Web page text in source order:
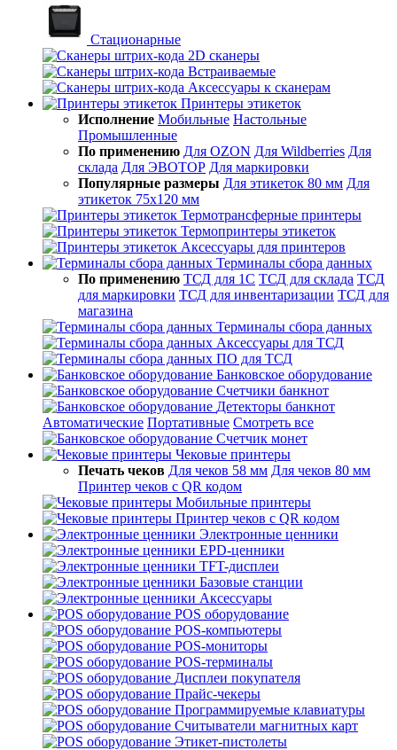
Стационарные
2D сканеры
Встраиваемые
Аксессуары к сканерам
Принтеры этикеток
Исполнение Мобильные Настольные
Промышленные
По применению Для OZON Для Wildberries Для
склада Для ЭВОТОР Для маркировки
Популярные размеры Для этикеток 80 мм Для
этикеток 75х120 мм
Термотрансферные принтеры
Термопринтеры этикеток
Аксессуары для принтеров
Терминалы сбора данных
По применению ТСД для 1С ТСД для склада ТСД
для маркировки ТСД для инвентаризации ТСД для
магазина
Терминалы сбора данных
Аксессуары для ТСД
ПО для ТСД
Банковское оборудование
Счетчики банкнот
Детекторы банкнот
Автоматические Портативные Смотреть все
Счетчик монет
Чековые принтеры
Печать чеков Для чеков 58 мм Для чеков 80 мм
Принтер чеков с QR кодом
Мобильные принтеры
Принтер чеков с QR кодом
Электронные ценники
EPD-ценники
TFT-дисплеи
Базовые станции
Аксессуары
POS оборудование
POS-компьютеры
POS-мониторы
POS-терминалы
Дисплеи покупателя
Прайс-чекеры
Программируемые клавиатуры
Считыватели магнитных карт
Этикет-пистолеты